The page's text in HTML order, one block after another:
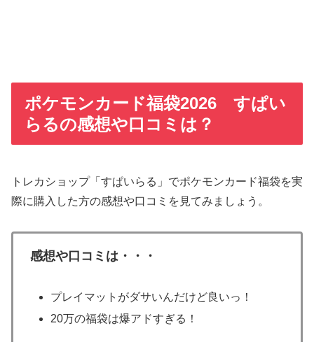
ポケモンカード福袋2026 すぱい
らるの感想や口コミは？
トレカショップ「すぱいらる」でポケモンカード福袋を実
際に購入した方の感想や口コミを見てみましょう。
感想や口コミは・・・
プレイマットがダサいんだけど良いっ！
20万の福袋は爆アドすぎる！